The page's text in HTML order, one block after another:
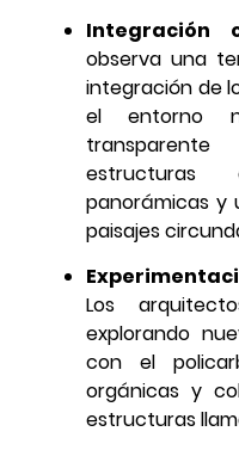
Integración
observa una
integración de
el entorno
panorámicas y
paisajes
Los
explorando
con el
orgánicas y
estructuras